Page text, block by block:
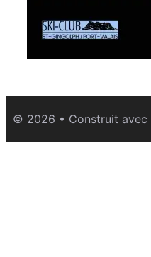
© 2026 • Construit avec